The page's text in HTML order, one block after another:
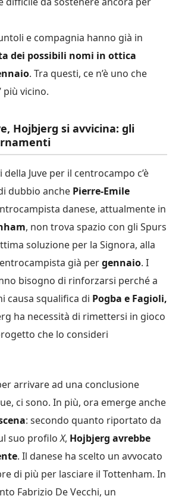
e compagnia hanno già in
dei possibili nomi in ottica
. Tra questi, ce n’è uno che
più vicino.
Hojbjerg si avvicina: gli
Juve per il centrocampo c’è
dubbio anche Pierre-Emile
danese, attualmente in
, non trova spazio con gli Spurs
soluzione per la Signora, alla
già pergennaio. I
bisogno di rinforzarsi perché a
causa squalifica di Pogba e Fagioli,
ha necessità di rimettersi in gioco
che lo consideri
arrivare ad una conclusione
ci sono. In più, ora emerge anche
: secondo quanto riportato da
suo profiloX, Hojbjerg avrebbe
. Il danese ha scelto un avvocato
di più per lasciare il Tottenham. In
Fabrizio De Vecchi, un